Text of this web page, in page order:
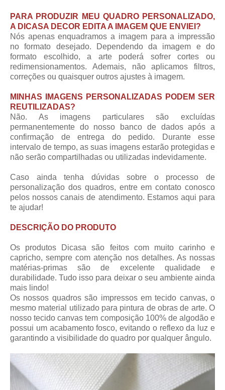
PARA PRODUZIR MEU QUADRO PERSONALIZADO,
A DICASA DECOR EDITA A IMAGEM QUE ENVIEI?
Nós apenas enquadramos a imagem para a impressão
no formato desejado. Dependendo da imagem e do
formato escolhido, a arte poderá sofrer cortes ou
redimensionamentos. Ademais, não aplicamos filtros,
correções ou quaisquer outros ajustes à imagem.
MINHAS IMAGENS PERSONALIZADAS PODEM SER
REUTILIZADAS?
Não. As imagens particulares são excluídas
permanentemente do nosso banco de dados após a
confirmação de entrega do pedido. Durante esse
intervalo de tempo, as suas imagens estarão protegidas e
não serão compartilhadas ou utilizadas indevidamente.
Caso ainda tenha dúvidas sobre o processo de
personalização dos quadros, entre em contato conosco
pelos nossos canais de atendimento. Estamos aqui para
te ajudar!
DESCRIÇÃO DO PRODUTO
Os produtos Dicasa são feitos com muito carinho e
capricho, sempre com atenção nos detalhes. As nossas
matérias-primas são de excelente qualidade e
durabilidade. Tudo isso para deixar o seu ambiente ainda
mais lindo!
Os nossos quadros são impressos em tecido canvas, o
mesmo material utilizado para pintura de obras de arte. O
nosso tecido canvas tem composição 100% de algodão e
possui um acabamento fosco, evitando o reflexo da luz e
garantindo a visibilidade do quadro por qualquer ângulo.